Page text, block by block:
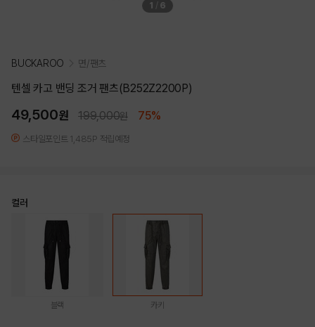
1 / 6
BUCKAROO 면/팬츠
텐셀 카고 밴딩 조거 팬츠(B252Z2200P)
49,500원 199,000원 75%
스타일포인트 1,485P 적립예정
컬러
블랙 카키